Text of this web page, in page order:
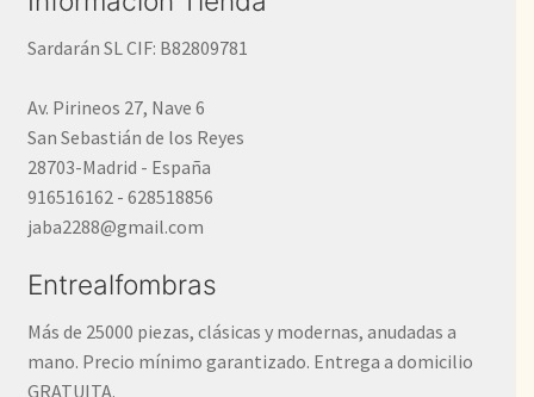
Sardarán SL CIF: B82809781
Av. Pirineos 27, Nave 6
San Sebastián de los Reyes
28703-Madrid - España
916516162 - 628518856
jaba2288@gmail.com
Entrealfombras
Más de 25000 piezas, clásicas y modernas, anudadas a
mano. Precio mínimo garantizado. Entrega a domicilio
GRATUITA.